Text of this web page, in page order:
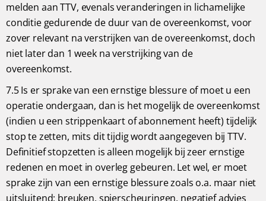
melden aan TTV, evenals veranderingen in lichamelijke
conditie gedurende de duur van de overeenkomst, voor
zover relevant na verstrijken van de overeenkomst, doch
niet later dan 1 week na verstrijking van de
overeenkomst.
7.5 Is er sprake van een ernstige blessure of moet u een
operatie ondergaan, dan is het mogelijk de overeenkomst
(indien u een strippenkaart of abonnement heeft) tijdelijk
stop te zetten, mits dit tijdig wordt aangegeven bij TTV.
Definitief stopzetten is alleen mogelijk bij zeer ernstige
redenen en moet in overleg gebeuren. Let wel, er moet
sprake zijn van een ernstige blessure zoals o.a. maar niet
uitsluitend: breuken, spierscheuringen, negatief advies